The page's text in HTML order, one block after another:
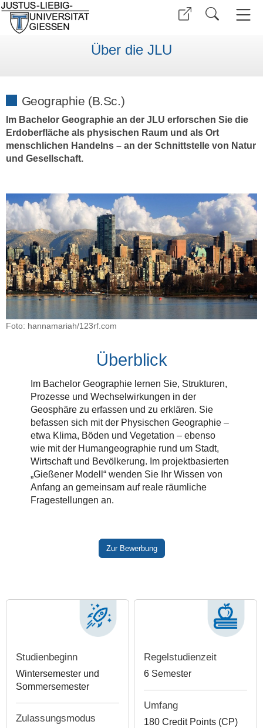
Über die JLU
Geographie (B.Sc.)
Im Bachelor Geographie an der JLU erforschen Sie die
Erdoberfläche als physischen Raum und als Ort
menschlichen Handelns – an der Schnittstelle von Natur
und Gesellschaft.
Foto: hannamariah/123rf.com
Überblick
Im Bachelor Geographie lernen Sie, Strukturen,
Prozesse und Wechselwirkungen in der
Geosphäre zu erfassen und zu erklären. Sie
befassen sich mit der Physischen Geographie –
etwa Klima, Böden und Vegetation – ebenso
wie mit der Humangeographie rund um Stadt,
Wirtschaft und Bevölkerung. Im projektbasierten
„Gießener Modell“ wenden Sie Ihr Wissen von
Anfang an gemeinsam auf reale räumliche
Fragestellungen an.
Zur Bewerbung
Studienbeginn
Wintersemester und
Sommersemester
Zulassungsmodus
Regelstudienzeit
6 Semester
Umfang
180 Credit Points (CP)